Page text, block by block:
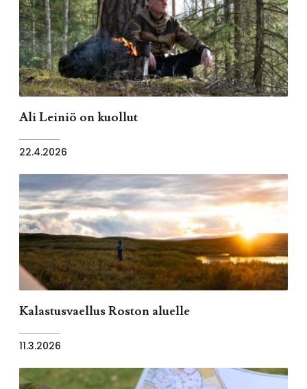
Ali Leiniö on kuollut
22.4.2026
Kalastusvaellus Roston aluelle
11.3.2026